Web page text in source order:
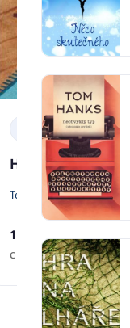
PRE DETI A MLÁDEŽ
Hravouka
Tereza Vostradovská
1
CENA Z1KNÍHKUPECTVA